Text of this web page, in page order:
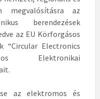
megvalósításra az
berendezések
az EU Körforgásos
“Circular Electronics
Elektronikai
az elektromos és